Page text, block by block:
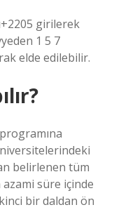
girilerek
1 5 7
elde edilebilir.
belirlenen tüm
süre içinde
bir daldan ön